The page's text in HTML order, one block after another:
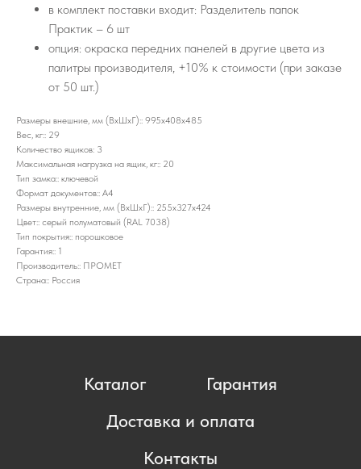
в комплект поставки входит: Разделитель папок
Практик – 6 шт
опция: окраска передних панелей в другие цвета из
палитры производителя, +10% к стоимости (при заказе
от 50 шт.)
Размеры внешние, мм (ВхШхГ):: 995x408x485
Вес, кг:: 29
Количество ящиков: 3
Максимальная нагрузка на ящик, кг:: 20
Тип замка:: ключевой
Формат документов:: A4
Размеры внутренние, мм (ВхШхГ):: 255х327х424
Цвет:: серый полуматовый (RAL 7038)
Тип покрытия:: порошковое
Гарантия:: 1
Производитель:: ПРОМЕТ
Страна:: Россия
Каталог
Гарантия
Доставка и оплата
Контакты